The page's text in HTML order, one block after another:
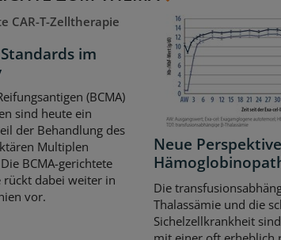
CAR-T-Zelltherapie
im
(BCMA)
sind heute ein
der Behandlung des
Multiplen
BCMA-gerichtete
rückt dabei weiter in
vor.
Neue
Die
Thalassämie und die
Sichelzellkrankheit